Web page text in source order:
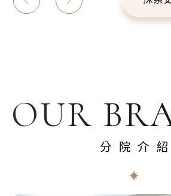
OUR
分院介紹